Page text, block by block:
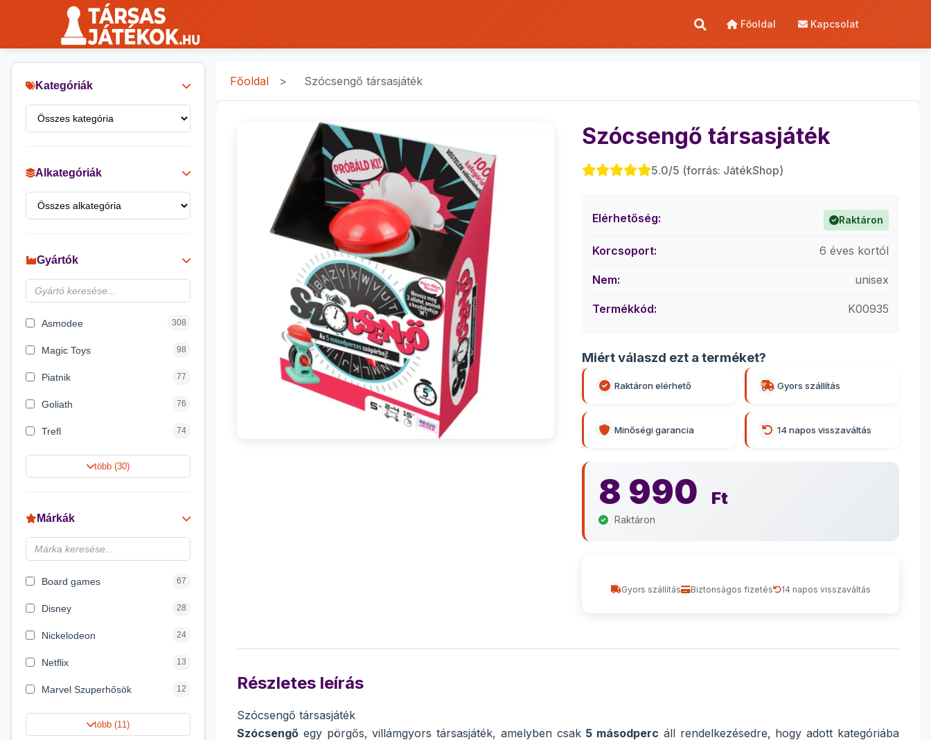
Főoldal Kapcsolat
Kategóriák
Alkategóriák
Gyártók
Asmodee 308
Magic Toys 98
Piatnik 77
Goliath 76
Trefl 74
Keller&Mayer 60
Spin Master
Delta Vision 28
több (30)
Márkák
Board games 67
Disney 28
Nickelodeon 24
Netflix 13
Marvel Szuperhősök 12
Rubik bűvös kocka 10
több (11)
Főoldal > Szócsengő társasjáték
Szócsengő társasjáték
5.0/5 (forrás: JátékShop)
Elérhetőség: Raktáron
Korcsoport: 6 éves kortól
Nem: unisex
Termékkód: K00935
Miért válaszd ezt a terméket?
Raktáron elérhető Gyors szállítás
Minőségi garancia 14 napos visszaváltás
8 990 Ft
Raktáron
Gyors szállítás Biztonságos fizetés 14 napos visszaváltás
Részletes leírás
Szócsengő társasjáték
Szócsengő egy pörgős, villámgyors társasjáték, amelyben csak 5 másodperc áll rendelkezésedre, hogy adott kategóriába